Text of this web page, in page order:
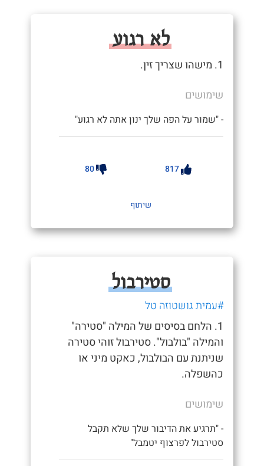
לא רגוע
1. מישהו שצריך זין.
שימושים
- "שמור על הפה שלך ינון אתה לא רגוע"
817
80
שיתוף
סטירבול
#עמית גושטוזה טל
1. הלחם בסיסים של המילה "סטירה"
והמילה "בולבול". סטירבול זוהי סטירה
שניתנת עם הבולבול, כאקט מיני או
כהשפלה.
שימושים
- "תרגיע את הדיבור שלך שלא תקבל
סטירבול לפרצוף יטמבל"